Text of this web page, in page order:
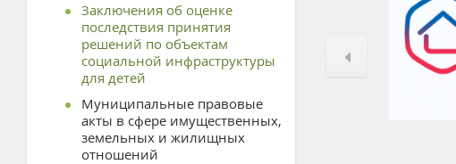
Заключения об оценке
последствия принятия
решений по объектам
социальной инфраструктуры
для детей
Муниципальные правовые
акты в сфере имущественных,
земельных и жилищных
отношений